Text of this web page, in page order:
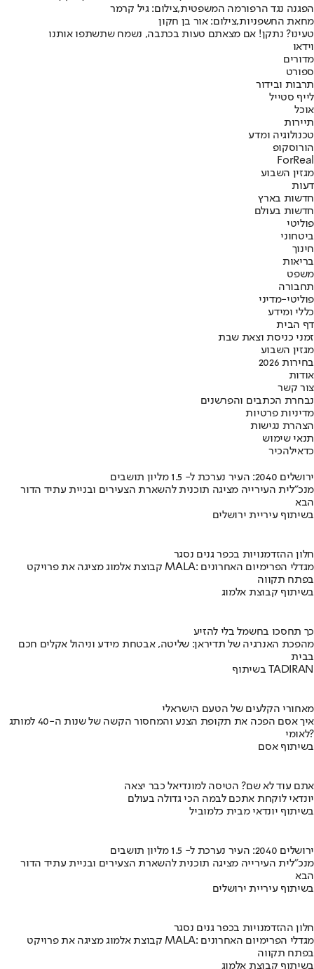
הפגנה נגד הרפורמה המשפטית,צילום: גיל קרמר
מחאת החשפניות,צילום: אור בן חקון
טעינו? נתקן! אם מצאתם טעות בכתבה, נשמח שתשתפו אותנו
וידאו
מדורים
ספורט
תרבות ובידור
לייף סטייל
אוכל
תיירות
טכנולוגיה ומדע
הורוסקופ
ForReal
מגזין השבוע
דעות
חדשות בארץ
חדשות בעולם
פוליטי
ביטחוני
חינוך
בריאות
משפט
תחבורה
פוליטי-מדיני
כללי ומידע
דף הבית
זמני כניסת וצאת שבת
מגזין השבוע
בחירות 2026
אודות
צור קשר
נבחרת הכתבים והפרשנים
מדיניות פרטיות
הצהרת נגישות
תנאי שימוש
כדאילהכיר
ירושלים 2040: העיר נערכת ל- 1.5 מליון תושבים
מנכ"לית העירייה מציגה תוכנית להשארת הצעירים ובניית עתיד הדור
הבא
בשיתוף עיריית ירושלים
חלון ההזדמנויות בכפר גנים נסגר
קבוצת אלמוג מציגה את פרויקט MALA: מגדלי הפרימיום האחרונים
בפתח תקווה
בשיתוף קבוצת אלמוג
כך תחסכו בחשמל בלי להזיע
מהפכת האנרגיה של תדיראן: שליטה, אבטחת מידע וניהול אקלים חכם
בבית
בשיתוף TADIRAN
מאחורי הקלעים של הטעם הישראלי
איך אסם הפכה את תקופת הצנע והמחסור הקשה של שנות ה-40 למותג
לאומי?
בשיתוף אסם
אתם עוד לא שם? הטיסה למונדיאל כבר יצאה
יונדאי לוקחת אתכם לבמה הכי גדולה בעולם
בשיתוף יונדאי מבית כלמוביל
ירושלים 2040: העיר נערכת ל- 1.5 מליון תושבים
מנכ"לית העירייה מציגה תוכנית להשארת הצעירים ובניית עתיד הדור
הבא
בשיתוף עיריית ירושלים
חלון ההזדמנויות בכפר גנים נסגר
קבוצת אלמוג מציגה את פרויקט MALA: מגדלי הפרימיום האחרונים
בפתח תקווה
בשיתוף קבוצת אלמוג